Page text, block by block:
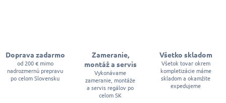
Doprava zadarmo
od 200 € mimo
nadrozmernú prepravu
po celom Slovensku
Zameranie,
montáž a servis
Vykonávame
zameranie, montáže
a servis regálov po
celom SK
Všetko skladom
Všetok tovar okrem
kompletizácie máme
skladom a okamžite
expedujeme